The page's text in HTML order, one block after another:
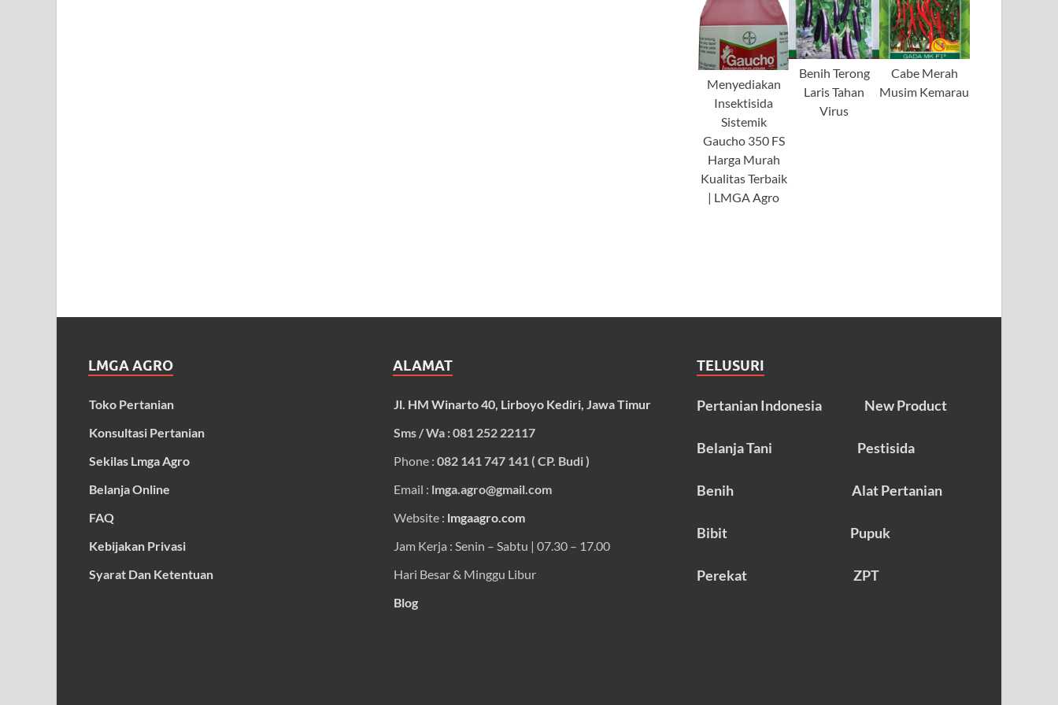
Menyediakan
Insektisida
Sistemik
Gaucho 350 FS
Harga Murah
Kualitas Terbaik
| LMGA Agro
Benih Terong
Laris Tahan
Virus
Cabe Merah
Musim Kemarau
LMGA AGRO
Toko Pertanian
Konsultasi Pertanian
Sekilas Lmga Agro
Belanja Online
FAQ
Kebijakan Privasi
Syarat Dan Ketentuan
ALAMAT
Jl. HM Winarto 40, Lirboyo Kediri, Jawa Timur
Sms / Wa : 081 252 22117
Phone : 082 141 747 141 ( CP. Budi )
Email : lmga.agro@gmail.com
Website : lmgaagro.com
Jam Kerja : Senin – Sabtu | 07.30 – 17.00
Hari Besar & Minggu Libur
Blog
TELUSURI
Pertanian Indonesia New Product
Belanja Tani Pestisida
Benih Alat Pertanian
Bibit Pupuk
Perekat ZPT